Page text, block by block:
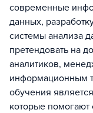
современные
данных,
системы анализа
претендовать на
аналитиков,
информационным
обучения
которые помогают